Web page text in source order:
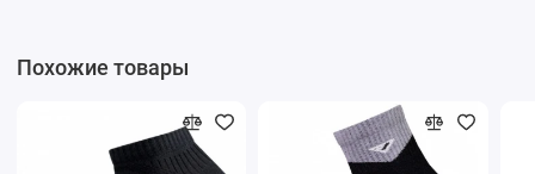
Похожие товары